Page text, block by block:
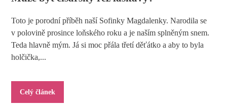
Toto je porodní příběh naší Sofinky Magdalenky. Narodila se
v polovině prosince loňského roku a je naším splněným snem.
Teda hlavně mým. Já si moc přála třetí děťátko a aby to byla
holčička,...
Celý článek